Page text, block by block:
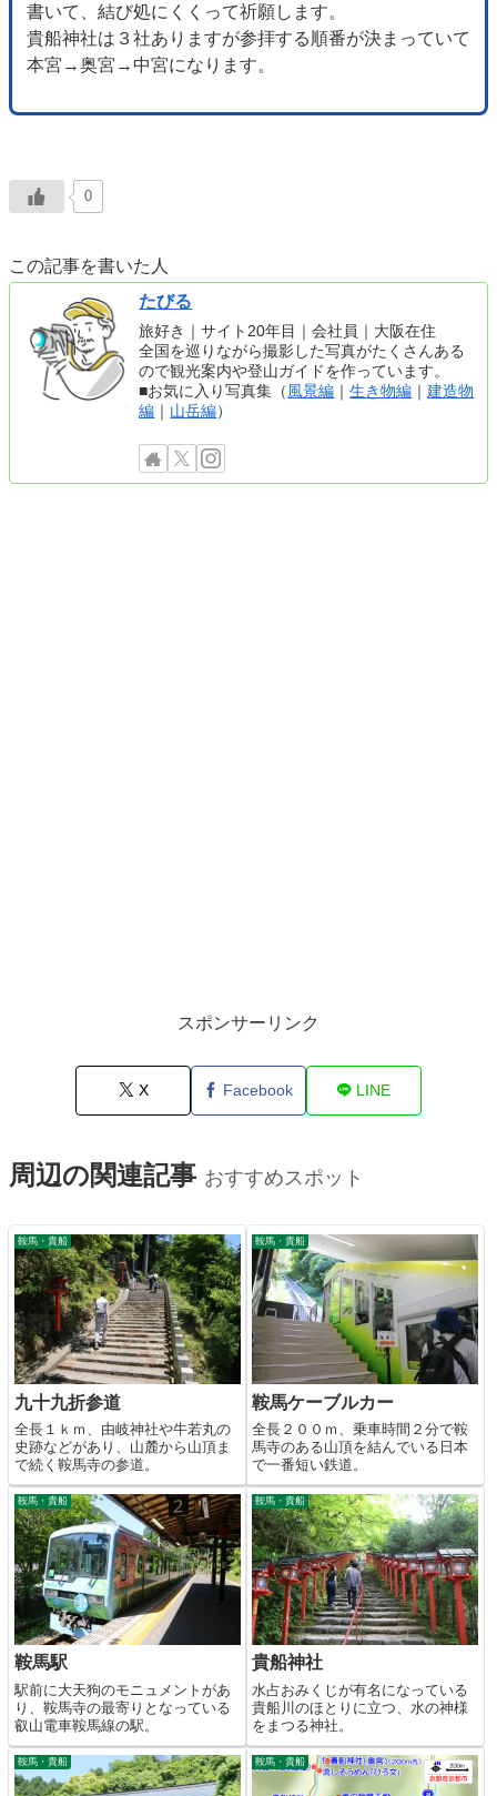
書いて、結び処にくくって祈願します。
貴船神社は３社ありますが参拝する順番が決まっていて
本宮→奥宮→中宮になります。
0
この記事を書いた人
たびる
旅好き｜サイト20年目｜会社員｜大阪在住
全国を巡りながら撮影した写真がたくさんある
ので観光案内や登山ガイドを作っています。
■お気に入り写真集（ 風景編 ｜生き物編 ｜建造物
編 ｜ 山岳編）
スポンサーリンク
X Facebook LINE
周辺の関連記事 おすすめスポット
鞍馬・貴船
九十九折参道
全長１ｋｍ、由岐神社や牛若丸の
史跡などがあり、山麓から山頂ま
で続く鞍馬寺の参道。
鞍馬・貴船
鞍馬ケーブルカー
全長２００ｍ、乗車時間２分で鞍
馬寺のある山頂を結んでいる日本
で一番短い鉄道。
鞍馬・貴船
鞍馬駅
駅前に大天狗のモニュメントがあ
り、鞍馬寺の最寄りとなっている
叡山電車鞍馬線の駅。
鞍馬・貴船
貴船神社
水占おみくじが有名になっている
貴船川のほとりに立つ、水の神様
をまつる神社。
鞍馬・貴船 鞍馬・貴船